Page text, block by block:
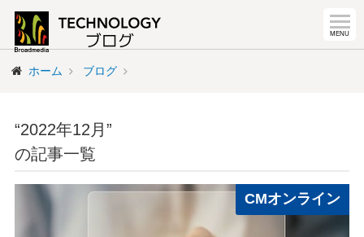
ホーム ブログ
“2022年12月”
の記事一覧
CMオンライン